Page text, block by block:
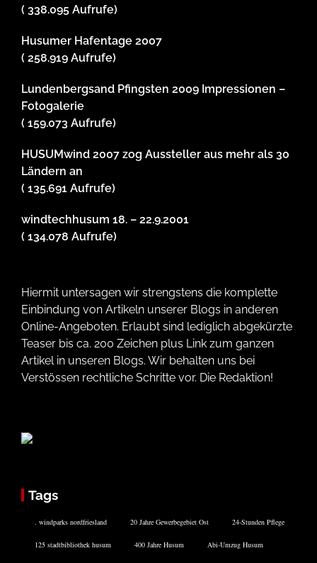
( 338.095 Aufrufe)
Husumer Hafentage 2007
( 258.919 Aufrufe)
Lundenbergsand Pfingsten 2009 Impressionen –
Fotogalerie
( 159.073 Aufrufe)
HUSUMwind 2007 zog Aussteller aus mehr als 30
Ländern an
( 135.691 Aufrufe)
windtechhusum 18. – 22.9.2001
( 134.078 Aufrufe)
Hiermit untersagen wir strengstens die komplette
Einbindung von Artikeln unserer Blogs in anderen
Online-Angeboten. Erlaubt sind lediglich abgekürzte
Teaser bis ca. 200 Zeichen plus Link zum ganzen
Artikel in unseren Blogs. Wir behalten uns bei
Verstössen rechtliche Schritte vor. Die Redaktion!
Tags
. windparks nordfriesland 20 Jahre Gewerbegebiet Ost 24-Stunden Pflege
125 stadtbibliothek husum 400 Jahre Husum Abi-Umzug Husum